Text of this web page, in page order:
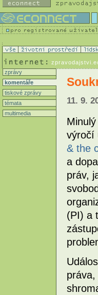
zprávy
komentáře
tiskové zprávy
témata
multimedia
11. 9.
výročí
& the
a
práv,
(PI) a